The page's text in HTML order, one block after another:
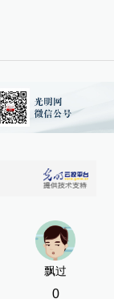
飘过
0